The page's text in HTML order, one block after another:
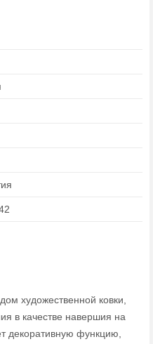
художественной ковки,
в качестве навершия на
декоративную функцию,